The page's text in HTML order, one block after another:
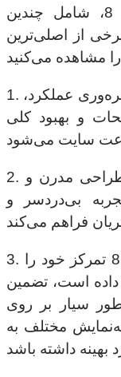
آخرین نسخه از پرستاشاپ، نسخه 8، شامل چندین
از اصلی‌ترین
1. بهبود عملکرد: پرستاشاپ 8 با بهبود بهره‌وری عملکرد،
و بهبود کلی
2. رابط کاربری جدید: رابط کاربری با طراحی مدرن و
بی‌دردسر و
3. طراحی مبتنی بر موبایل: پرستاشاپ 8 تمرکز خود را
داده است، تضمین
سیار بر روی
مختلف به